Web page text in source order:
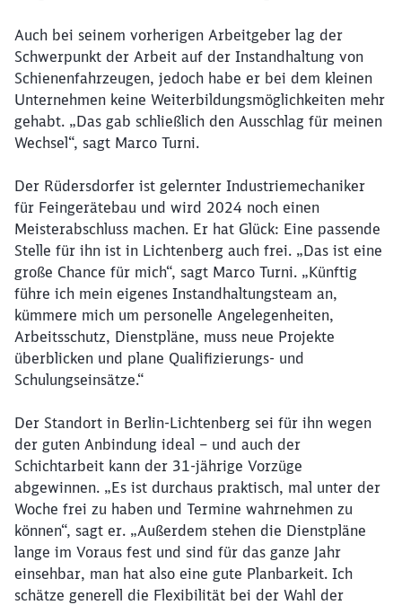
Auch bei seinem vorherigen Arbeitgeber lag der
Schwerpunkt der Arbeit auf der Instandhaltung von
Schienenfahrzeugen, jedoch habe er bei dem kleinen
Unternehmen keine Weiterbildungsmöglichkeiten mehr
gehabt. „Das gab schließlich den Ausschlag für meinen
Wechsel“, sagt Marco Turni.
Der Rüdersdorfer ist gelernter Industriemechaniker
für Feingerätebau und wird 2024 noch einen
Meisterabschluss machen. Er hat Glück: Eine passende
Stelle für ihn ist in Lichtenberg auch frei. „Das ist eine
große Chance für mich“, sagt Marco Turni. „Künftig
führe ich mein eigenes Instandhaltungsteam an,
kümmere mich um personelle Angelegenheiten,
Arbeitsschutz, Dienstpläne, muss neue Projekte
überblicken und plane Qualifizierungs- und
Schulungseinsätze.“
Der Standort in Berlin-Lichtenberg sei für ihn wegen
der guten Anbindung ideal – und auch der
Schichtarbeit kann der 31-jährige Vorzüge
abgewinnen. „Es ist durchaus praktisch, mal unter der
Woche frei zu haben und Termine wahrnehmen zu
können“, sagt er. „Außerdem stehen die Dienstpläne
lange im Voraus fest und sind für das ganze Jahr
einsehbar, man hat also eine gute Planbarkeit. Ich
schätze generell die Flexibilität bei der Wahl der
Schließen
Möchten Sie zu
weitergeleitet
werden?
Abbrechen Weiter